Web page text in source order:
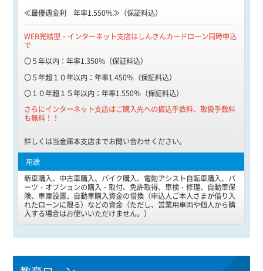
≪最優遇金利 年率1.550％≫（保証料込）
WEB完結型・インターネット支店はしんきんカードローン同時申込
で
〇５年以内：年率1.350% （保証料込）
〇５年超１０年以内：年率1.450％（保証料込）
〇１０年超１５年以内：年率1.550％（保証料込）
さらにインターネット支店はご購入先への振込手数料、取扱手数料
も無料！！
詳しくは当金庫本支店までお問い合わせください。
新車購入、中古車購入、バイク購入、電動アシスト自転車購入、パ
ーツ・オプションの購入・取付、免許取得、車検・修理、自動車保
険、車庫設置、自動車購入資金の借換（申込人ご本人さまが借り入
れたローンに限る）などの資金（ただし、営業用車両や個人から購
入する場合はお使いいただけません。）